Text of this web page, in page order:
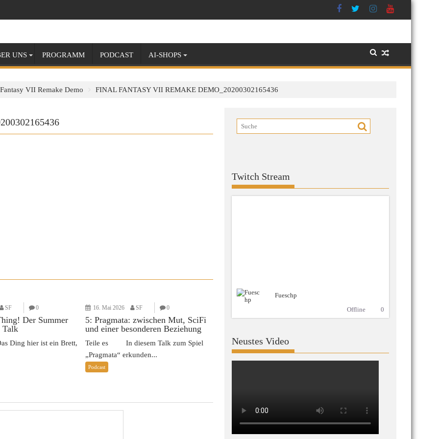
UNS PROGRAMM PODCAST AI-SHOPS
VII Remake Demo FINAL FANTASY VII REMAKE DEMO_20200302165436
SF 0
Der Summer
Talk
hier ist ein Brett,
16. Mai 2026 SF 0
5: Pragmata: zwischen Mut, SciFi
und einer besonderen Beziehung
Teile es In diesem Talk zum Spiel
„Pragmata“ erkunden...
Podcast
Twitch Stream
Fueschp
Offline
0
Neustes Video